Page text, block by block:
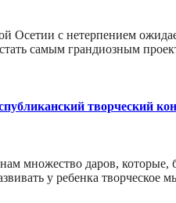
с нетерпением
самым грандиозным
творческий
множество даров, которые,
у ребенка